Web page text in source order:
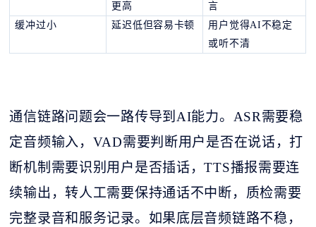
更高
言
缓冲过小
延迟低但容易卡顿 用户觉得AI不稳定
或听不清
通信链路问题会一路传导到AI能力。ASR需要稳
定音频输入，VAD需要判断用户是否在说话，打
断机制需要识别用户是否插话，TTS播报需要连
续输出，转人工需要保持通话不中断，质检需要
完整录音和服务记录。如果底层音频链路不稳，